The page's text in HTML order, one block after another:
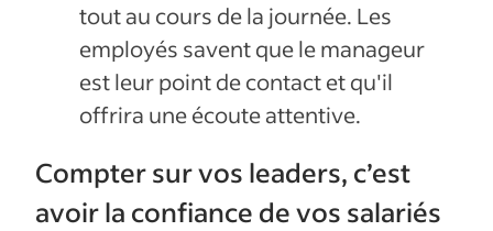
tout au cours de la journée. Les
employés savent que le manageur
est leur point de contact et qu'il
offrira une écoute attentive.
Compter sur vos leaders, c’est
avoir la confiance de vos salariés